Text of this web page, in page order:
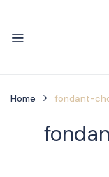
Home fondant-